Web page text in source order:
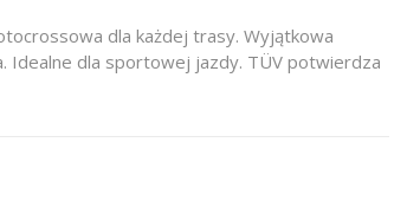
dla każdej trasy. Wyjątkowa
Idealne dla sportowej jazdy. TÜV potwierdza